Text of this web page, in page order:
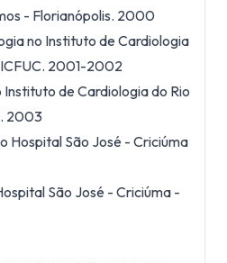
- Florianópolis. 2000
no Instituto de Cardiologia
ICFUC. 2001-2002
de Cardiologia do Rio
2003
Hospital São José - Criciúma
São José - Criciúma -